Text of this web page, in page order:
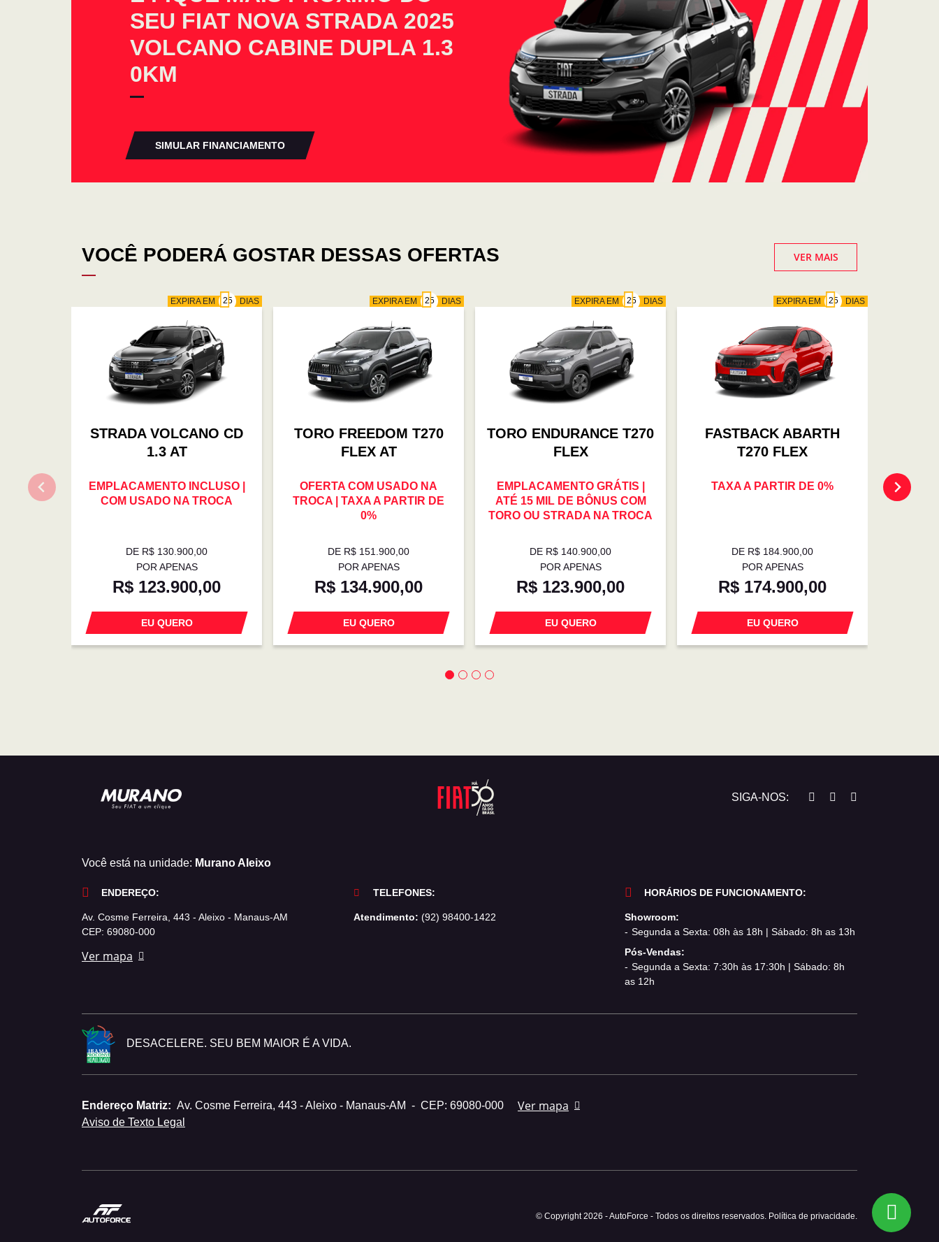
SEU FIAT NOVA STRADA 2025
VOLCANO CABINE DUPLA 1.3
0KM
SIMULAR FINANCIAMENTO
VOCÊ PODERÁ GOSTAR DESSAS OFERTAS VER MAIS
EXPIRA EM DIAS
STRADA VOLCANO CD
1.3 AT
EMPLACAMENTO INCLUSO |
COM USADO NA TROCA
DE R$ 130.900,00
POR APENAS
R$ 123.900,00
EU QUERO
EXPIRA EM DIAS
TORO FREEDOM T270
FLEX AT
OFERTA COM USADO NA
TROCA | TAXA A PARTIR DE
0%
DE R$ 151.900,00
POR APENAS
R$ 134.900,00
EU QUERO
EXPIRA EM DIAS
TORO ENDURANCE T270
FLEX
EMPLACAMENTO GRÁTIS |
ATÉ 15 MIL DE BÔNUS COM
TORO OU STRADA NA TROCA
DE R$ 140.900,00
POR APENAS
R$ 123.900,00
EU QUERO
EXPIRA EM DIAS
FASTBACK ABARTH
T270 FLEX
TAXA A PARTIR DE 0%
DE R$ 184.900,00
POR APENAS
R$ 174.900,00
EU QUERO
SIGA-NOS:
Você está na unidade: Murano Aleixo
ENDEREÇO:
Av. Cosme Ferreira, 443 - Aleixo - Manaus-AM
CEP: 69080-000
Ver mapa
TELEFONES:
Atendimento: (92) 98400-1422
HORÁRIOS DE FUNCIONAMENTO:
Showroom:
Segunda a Sexta: 08h às 18h | Sábado: 8h as 13h
Pós-Vendas:
Segunda a Sexta: 7:30h às 17:30h | Sábado: 8h
as 12h
DESACELERE. SEU BEM MAIOR É A VIDA.
Endereço Matriz: Av. Cosme Ferreira, 443 - Aleixo - Manaus-AM - CEP: 69080-000 Ver mapa
Aviso de Texto Legal
© Copyright 2026 -AutoForce - Todos os direitos reservados. Política de privacidade.